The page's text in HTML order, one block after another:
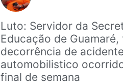
Luto: Servidor da
Educação de Guamaré,
decorrência de acidente
automobilistico
final de semana